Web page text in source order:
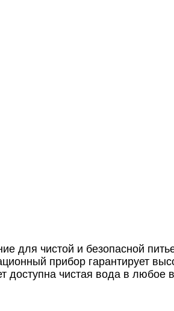
для чистой и безопасной
прибор гарантирует
доступна чистая вода в любое